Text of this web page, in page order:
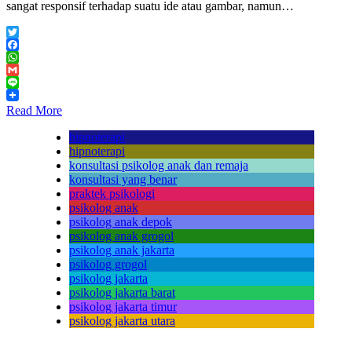
sangat responsif terhadap suatu ide atau gambar, namun…
Twitter
Facebook
WhatsApp
Gmail
Line
Read More
hipnoterapi
hipnoterapi
konsultasi psikolog anak dan remaja
konsultasi yang benar
praktek psikologi
psikolog anak
psikolog anak depok
psikolog anak grogol
psikolog anak jakarta
psikolog grogol
psikolog jakarta
psikolog jakarta barat
psikolog jakarta timur
psikolog jakarta utara